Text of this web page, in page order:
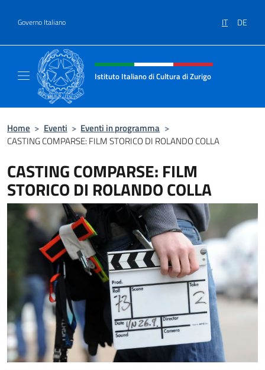
Governo Italiano IT DE
Intestazione sito, social e menù
Istituto Italiano di Cultura di Zurigo
Home > Eventi > Eventi in programma >
CASTING COMPARSE: FILM STORICO DI ROLANDO COLLA
CASTING COMPARSE: FILM
STORICO DI ROLANDO COLLA